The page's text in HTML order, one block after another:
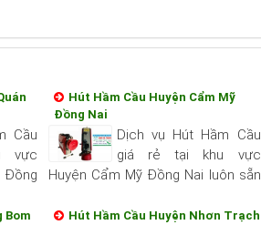
Cầu
vực
Đồng
tín,
Hút Hầm Cầu Huyện Cẩm Mỹ
Đồng Nai
Dịch vụ Hút Hầm Cầu
giá rẻ tại khu vực
Huyện Cẩm Mỹ Đồng Nai luôn sẵn
đảm bảo uy tín, chất lượng hài long
Bom
Hút Hầm Cầu Huyện Nhơn Trạch